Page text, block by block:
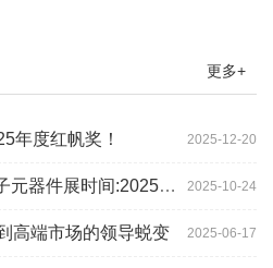
更多+
2025-12-20
年度红帆奖！
2025-10-24
展时间:2025年10月28-
2025-06-17
高端市场的领导蜕变